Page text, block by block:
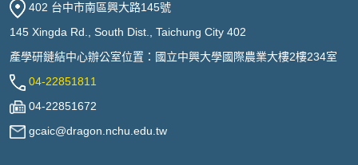
402 台中市南區興大路145號
145 Xingda Rd., South Dist., Taichung City 402
產學研鏈結中心辦公室位置：國立中興大學國際農業大樓2樓234室
04-22851811
04-22851672
gcaic@dragon.nchu.edu.tw